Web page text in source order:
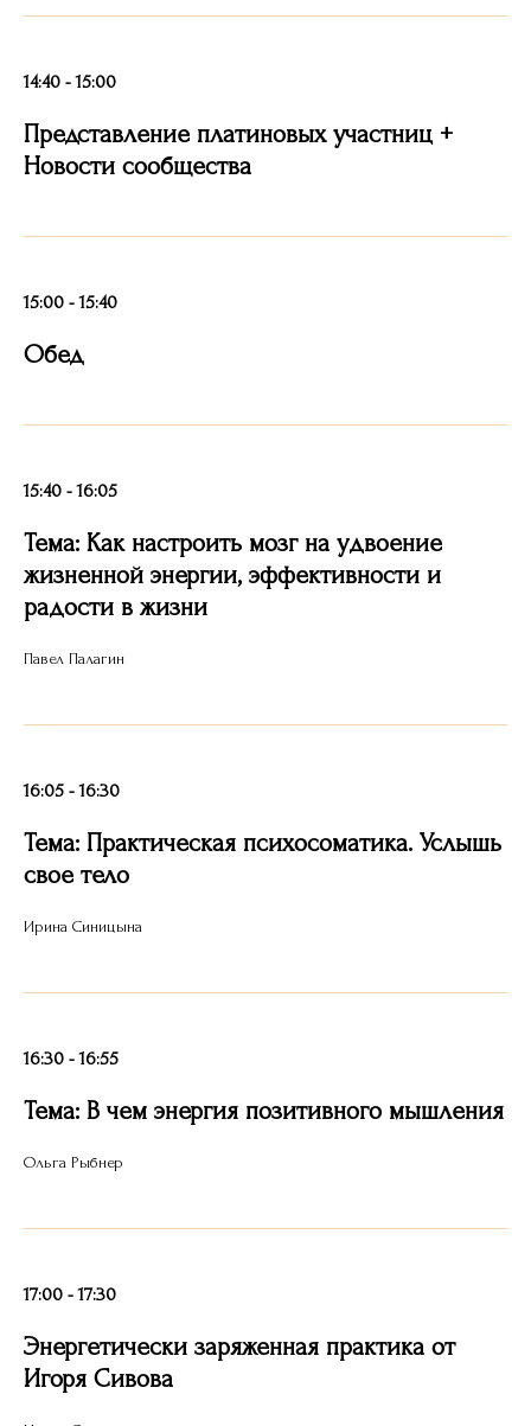
14:40 - 15:00
Представление платиновых участниц +
Новости сообщества
15:00 - 15:40
Обед
15:40 - 16:05
Тема: Как настроить мозг на удвоение
жизненной энергии, эффективности и
радости в жизни
Павел Палагин
16:05 - 16:30
Тема: Практическая психосоматика. Услышь
свое тело
Ирина Синицына
16:30 - 16:55
Тема: В чем энергия позитивного мышления
Ольга Рыбнер
17:00 - 17:30
Энергетически заряженная практика от
Игоря Сивова